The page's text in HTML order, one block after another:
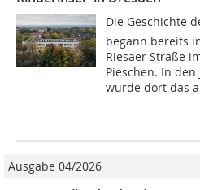
Die Geschichte
begann bereits
Riesaer Straße
Pieschen. In den
wurde dort das
Ausgabe 04/2026